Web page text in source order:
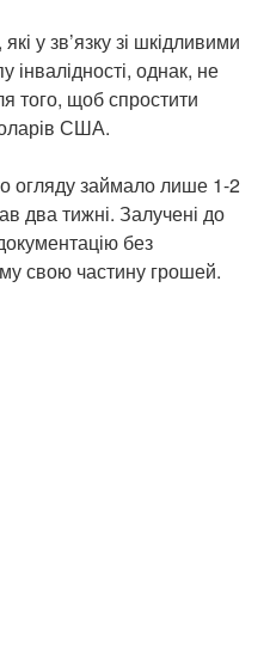
у зв’язку зі шкідливими
однак, не
того, щоб спростити
США.
огляду займало лише 1-2
два тижні. Залучені до
без
свою частину грошей.